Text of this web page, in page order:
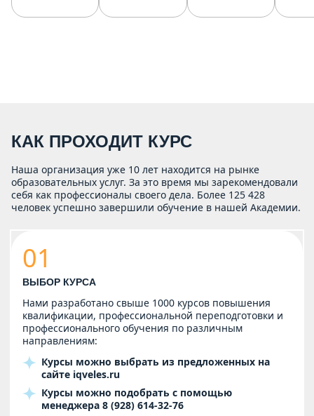
КАК ПРОХОДИТ КУРС
Наша организация уже 10 лет находится на рынке
образовательных услуг. За это время мы зарекомендовали
себя как профессионалы своего дела. Более 125 428
человек успешно завершили обучение в нашей Академии.
01
ВЫБОР КУРСА
Нами разработано свыше 1000 курсов повышения
квалификации, профессиональной переподготовки и
профессионального обучения по различным
направлениям:
Курсы можно выбрать из предложенных на
сайте iqveles.ru
Курсы можно подобрать с помощью
менеджера 8 (928) 614-32-76